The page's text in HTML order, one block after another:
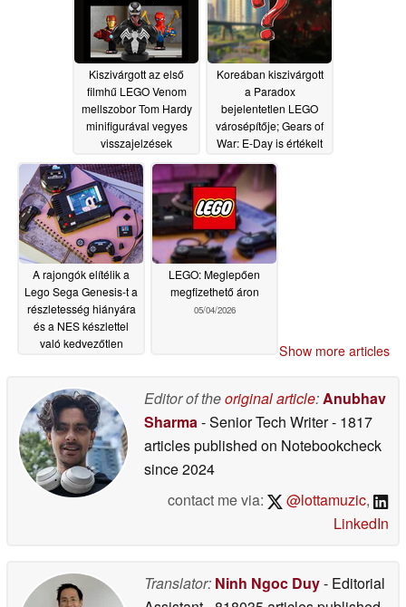
Kiszivárgott az első
filmhű LEGO Venom
mellszobor Tom Hardy
minifigurával vegyes
visszajelzések
05/26/2026
Koreában kiszivárgott
a Paradox
bejelentetlen LEGO
városépítője; Gears of
War: E-Day is értékelt
05/26/2026
A rajongók elítélik a
Lego Sega Genesis-t a
részletesség hiányára
és a NES készlettel
való kedvezőtlen
LEGO: Meglepően
megfizethető áron
05/04/2026
Show more articles
Editor of theoriginal article:Anubhav
Sharma- Senior Tech Writer- 1817
articles published on Notebookcheck
since 2024
contact me via:
@lottamuzic,
LinkedIn
Translator: Ninh Ngoc Duy- Editorial